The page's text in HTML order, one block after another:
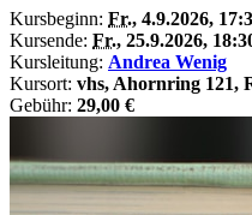
Kursbeginn: Fr., 4.9.2026,
Kursende: Fr., 25.9.2026,
Kursleitung: Andrea Wenig
Kursort: vhs, Ahornring 121,
Gebühr: 29,00 €